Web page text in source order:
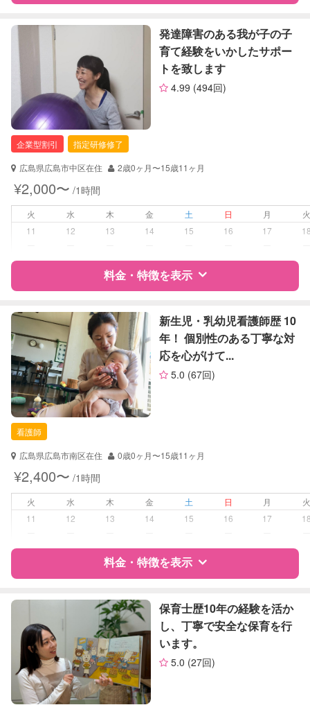
レッスン なし
定期予約 お引き受けしていません
お子様の撮影
（定期特典）
対応不可
特徴 料金 レビュー
サポートの特徴
資格
自治体届出済ベビーシッター
保育士
対応可能/特徴
送迎サポート
子育て経験
対応可否は個別に相談
レッスン その他
定期予約 お引き受けしていません
お子様の撮影
（定期特典）
対応不可
発達障害のある我が子の子
育て経験をいかしたサポー
トを致します
4.99 (494回)
企業型割引
指定研修修了
広島県広島市中区在住
2歳0ヶ月〜15歳11ヶ月
¥2,000〜 /1時間
火 水 木 金 土 日 月
11
12 13 14 15 16 17
料金・特徴を表示
特徴 料金 レビュー
サポートの特徴
資格
企業型割引対象(旧内閣府補助対象)
自治体届出済ベビーシッター
対応可能/特徴
早朝対応
子育て経験
認定あり
レッスン なし
定期予約 お引き受けしていません
お子様の撮影
（定期特典）
対応不可
新生児・乳幼児看護師歴 10
年！ 個別性のある丁寧な対
応を心がけて...
5.0 (67回)
看護師
広島県広島市南区在住
0歳0ヶ月〜15歳11ヶ月
¥2,400〜 /1時間
火 水 木 金 土 日 月
11
12 13 14 15 16 17
料金・特徴を表示
特徴 料金 レビュー
サポートの特徴
資格
自治体届出済ベビーシッター
看護師
保育士歴10年の経験を活か
し、丁寧で安全な保育を行
います。
5.0 (27回)